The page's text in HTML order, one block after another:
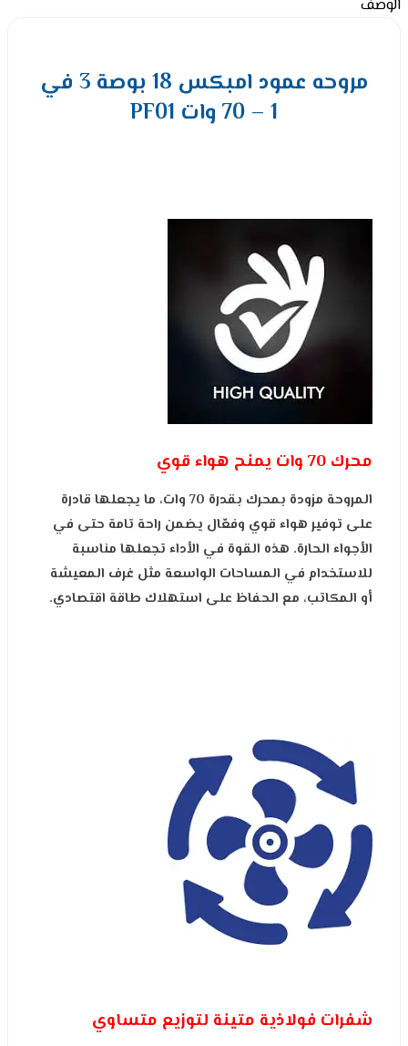
الوصف
مروحه عمود امبكس 18 بوصة 3 في
1 – 70 وات PF01
محرك 70 وات يمنح هواء قوي
المروحة مزودة بمحرك بقدرة 70 وات، ما يجعلها قادرة
على توفير هواء قوي وفعّال يضمن راحة تامة حتى في
الأجواء الحارة. هذه القوة في الأداء تجعلها مناسبة
للاستخدام في المساحات الواسعة مثل غرف المعيشة
أو المكاتب، مع الحفاظ على استهلاك طاقة اقتصادي.
شفرات فولاذية متينة لتوزيع متساوي